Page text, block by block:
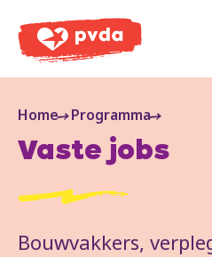
PVDA
Home Programma
Vaste jobs
Bouwvakkers,